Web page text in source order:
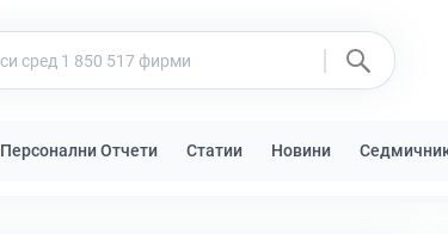
Персонални Отчети Статии Новини